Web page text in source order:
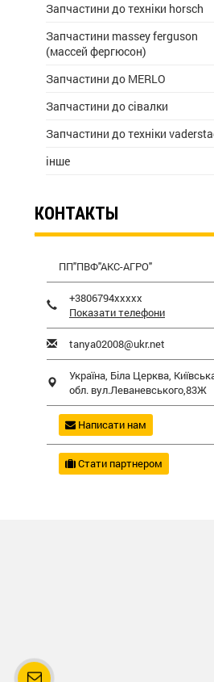
Запчастини до техніки horsch
Запчастини massey ferguson
(массей фергюсон)
Запчастини до MERLO
Запчастини до сівалки
Запчастини до техніки
інше
КОНТАКТЫ
ПП"ПВФ"АКС-АГРО"
+3806794xxxxx
Показати телефони
tanya02008@ukr.net
Україна, Біла Церква,
обл. вул.Леваневського,83Ж
Написати нам
Стати партнером